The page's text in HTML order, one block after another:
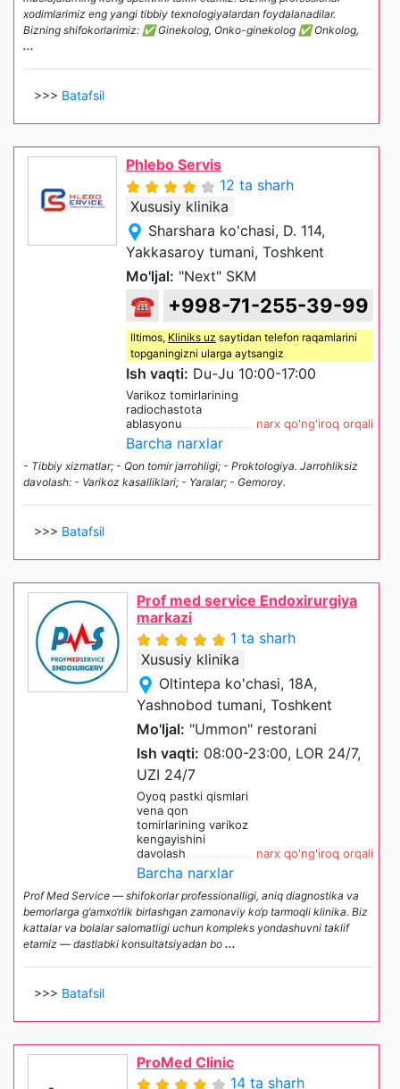
xodimlarimiz eng yangi tibbiy texnologiyalardan foydalanadilar.
Bizning shifokorlarimiz: ✅ Ginekolog, Onko-ginekolog ✅ Onkolog,
...
>>> Batafsil
Phlebo Servis
12 ta sharh
Xususiy klinika
Sharshara ko'chasi, D. 114,
Yakkasaroy tumani, Toshkent
Mo'ljal: "Next" SKM
☎ +998-71-255-39-99
Iltimos, Kliniks uz saytidan telefon raqamlarini
topganingizni ularga aytsangiz
Ish vaqti: Du-Ju 10:00-17:00
Varikoz tomirlarining
radiochastota
ablasyonu
narx qo'ng'iroq orqali
Barcha narxlar
- Tibbiy xizmatlar; - Qon tomir jarrohligi; - Proktologiya. Jarrohliksiz
davolash: - Varikoz kasalliklari; - Yaralar; - Gemoroy.
>>> Batafsil
Prof med service Endoxirurgiya
markazi
1 ta sharh
Xususiy klinika
Oltintepa ko'chasi, 18A,
Yashnobod tumani, Toshkent
Mo'ljal: "Ummon" restorani
Ish vaqti: 08:00-23:00, LOR 24/7,
UZI 24/7
Oyoq pastki qismlari
vena qon
tomirlarining varikoz
kengayishini
davolash
narx qo'ng'iroq orqali
Barcha narxlar
Prof Med Service — shifokorlar professionalligi, aniq diagnostika va
bemorlarga g‘amxo‘rlik birlashgan zamonaviy ko‘p tarmoqli klinika. Biz
kattalar va bolalar salomatligi uchun kompleks yondashuvni taklif
etamiz — dastlabki konsultatsiyadan bo ...
>>> Batafsil
ProMed Clinic
14 ta sharh